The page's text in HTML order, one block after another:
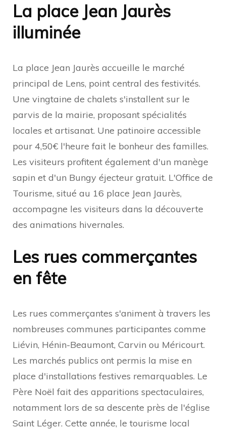
La place Jean Jaurès
illuminée
La place Jean Jaurès accueille le marché
principal de Lens, point central des festivités.
Une vingtaine de chalets s'installent sur le
parvis de la mairie, proposant spécialités
locales et artisanat. Une patinoire accessible
pour 4,50€ l'heure fait le bonheur des familles.
Les visiteurs profitent également d'un manège
sapin et d'un Bungy éjecteur gratuit. L'Office de
Tourisme, situé au 16 place Jean Jaurès,
accompagne les visiteurs dans la découverte
des animations hivernales.
Les rues commerçantes
en fête
Les rues commerçantes s'animent à travers les
nombreuses communes participantes comme
Liévin, Hénin-Beaumont, Carvin ou Méricourt.
Les marchés publics ont permis la mise en
place d'installations festives remarquables. Le
Père Noël fait des apparitions spectaculaires,
notamment lors de sa descente près de l'église
Saint Léger. Cette année, le tourisme local